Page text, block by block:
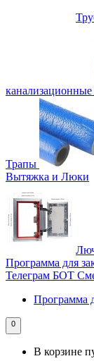
канализационные
Трапы
Вытяжка и Люки
Программа для
Телеграм БОТ
Программа
0
В корзине